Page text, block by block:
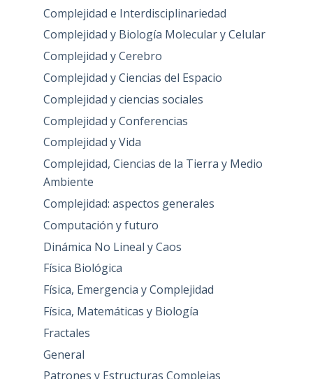
Complejidad e Interdisciplinariedad
Complejidad y Biología Molecular y Celular
Complejidad y Cerebro
Complejidad y Ciencias del Espacio
Complejidad y ciencias sociales
Complejidad y Conferencias
Complejidad y Vida
Complejidad, Ciencias de la Tierra y Medio
Ambiente
Complejidad: aspectos generales
Computación y futuro
Dinámica No Lineal y Caos
Física Biológica
Física, Emergencia y Complejidad
Física, Matemáticas y Biología
Fractales
General
Patrones y Estructuras Complejas